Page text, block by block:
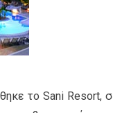
το Sani Resort,